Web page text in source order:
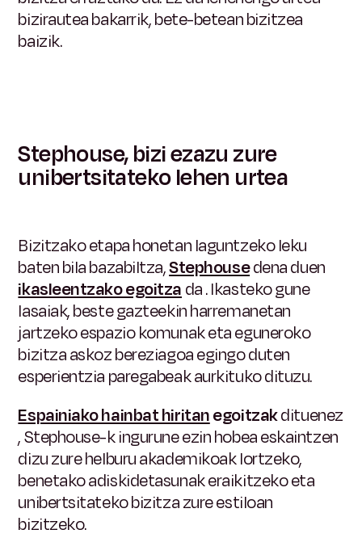
bizirautea bakarrik, bete-betean bizitzea
baizik.
Stephouse, bizi ezazu zure
unibertsitateko lehen urtea
Bizitzako etapa honetan laguntzeko leku
baten bila bazabiltza,Stephousedena duen
ikasleentzako egoitza da. Ikasteko gune
lasaiak, beste gazteekin harremanetan
jartzeko espazio komunak eta eguneroko
bizitza askoz bereziagoa egingo duten
esperientzia paregabeak aurkituko dituzu.
Espainiako hainbat hiritanegoitzakdituenez
, Stephouse-k ingurune ezin hobea eskaintzen
dizu zure helburu akademikoak lortzeko,
benetako adiskidetasunak eraikitzeko eta
unibertsitateko bizitza zure estiloan
bizitzeko.